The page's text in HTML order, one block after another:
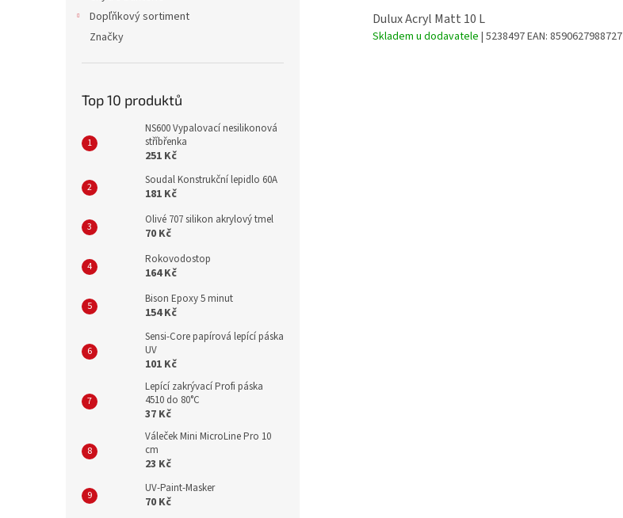
Dopľňkový sortiment
Značky
Top 10 produktů
NS600 Vypalovací nesilikonová
stříbřenka
251 Kč
Soudal Konstrukční lepidlo 60A
181 Kč
Olivé 707 silikon akrylový tmel
70 Kč
Rokovodostop
164 Kč
Bison Epoxy 5 minut
154 Kč
Sensi-Core papírová lepící páska
UV
101 Kč
Lepící zakrývací Profi páska
4510 do 80°C
37 Kč
Váleček Mini MicroLine Pro 10
cm
23 Kč
UV-Paint-Masker
70 Kč
Dulux Acryl Matt 10 L
Skladem u dodavatele | 5238497EAN: 8590627988727